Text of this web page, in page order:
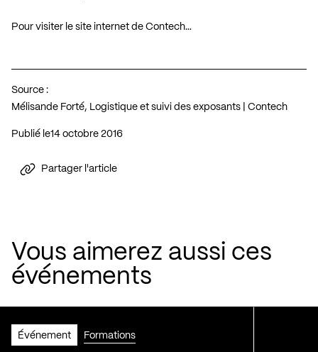
Pour visiter le site internet de Contech…
Source :
Mélisande Forté, Logistique et suivi des exposants | Contech
Publié le 14 octobre 2016
Partager l'article
Vous aimerez aussi ces
événements
Événement Formations